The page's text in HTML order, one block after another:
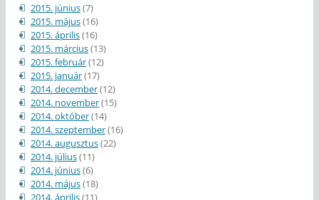
2015. június(7)
2015. május(16)
2015. április(16)
2015. március(13)
2015. február(12)
2015. január(17)
2014. december(12)
2014. november(15)
2014. október(14)
2014. szeptember(16)
2014. augusztus(22)
2014. július(11)
2014. június(6)
2014. május(18)
2014. április(11)